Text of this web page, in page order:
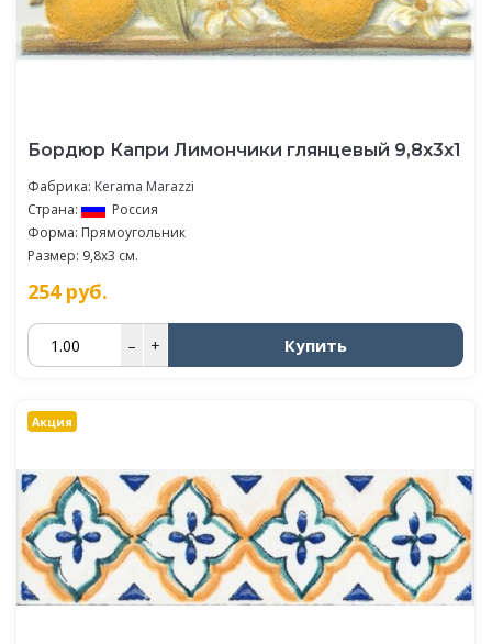
Бордюр Капри Лимончики глянцевый 9,8x3x1
Фабрика: Kerama Marazzi
Страна:
Россия
Форма: Прямоугольник
Размер: 9,8x3 см.
254руб.
– + Купить
Акция